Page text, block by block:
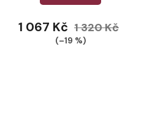
1 067 Kč 1 320 Kč
(–19 %)